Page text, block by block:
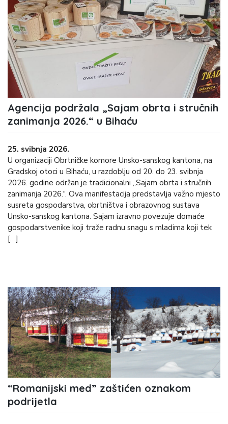
Agencija podržala „Sajam obrta i stručnih
zanimanja 2026.“ u Bihaću
25. svibnja 2026.
U organizaciji Obrtničke komore Unsko-sanskog kantona, na
Gradskoj otoci u Bihaću, u razdoblju od 20. do 23. svibnja
2026. godine održan je tradicionalni „Sajam obrta i stručnih
zanimanja 2026.“. Ova manifestacija predstavlja važno mjesto
susreta gospodarstva, obrtništva i obrazovnog sustava
Unsko-sanskog kantona. Sajam izravno povezuje domaće
gospodarstvenike koji traže radnu snagu s mladima koji tek
[…]
“Romanijski med” zaštićen oznakom
podrijetla